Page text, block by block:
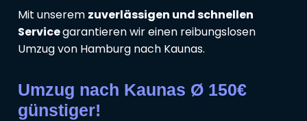
Mit unserem zuverlässigen und schnellen
Servicegarantieren wir einen reibungslosen
Umzug von Hamburg nach Kaunas.
Umzug nach Kaunas Ø 150€
günstiger!